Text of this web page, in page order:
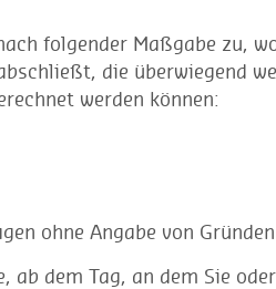
folgender Maßgabe zu,
die überwiegend
werden können:
ohne Angabe von
dem Tag, an dem Sie